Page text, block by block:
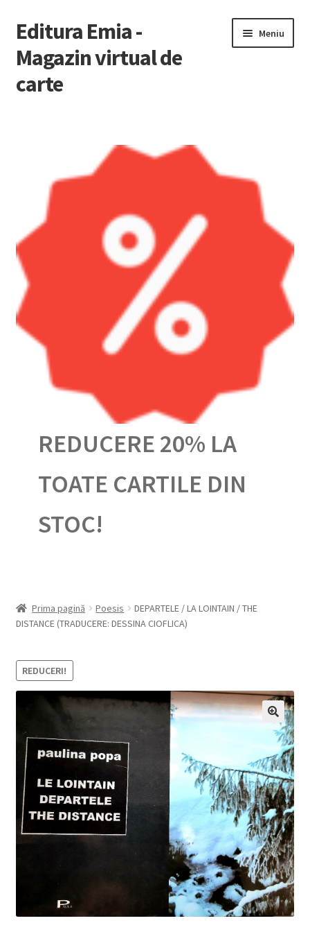
Sari
la
navigare
Sari
la
conținut
Editura Emia -
Magazin virtual de
carte
Meniu
Contul Meu
Finalizare Comandă
Newsletter
Urmărește-ți comanda
REDUCERE 20% LA
TOATE CARTILE DIN
STOC!
Prima pagină Poesis
DEPARTELE / LA LOINTAIN / THE
DISTANCE (TRADUCERE: DESSINA CIOFLICA)
REDUCERI!